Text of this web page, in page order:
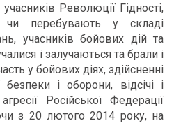
Революції Гідності,
чи перебувають у складі
учасників бойових дій та
і залучаються та брали і
у бойових діях, здійсненні
безпеки і оборони, відсічі і
Російської Федерації
з 20 лютого 2014 року, на